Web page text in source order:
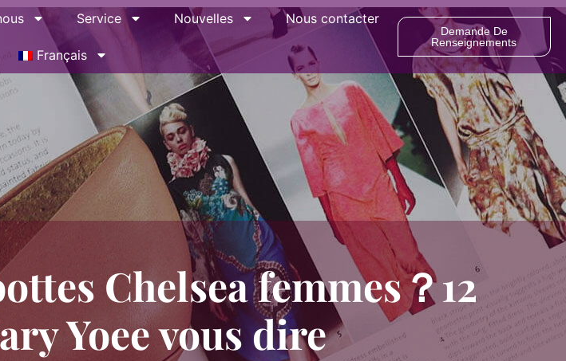
Service Nouvelles Nous contacter
Français
Demande De
Renseignements
Chelsea femmes？12
Yoee vous dire